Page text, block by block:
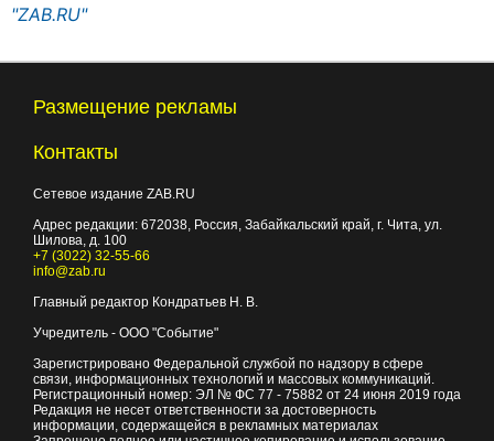
"ZAB.RU"
Размещение рекламы
Контакты
Сетевое издание ZAB.RU
Адрес редакции: 672038 , Россия, Забайкальский край, г. Чита ул.
Шилова, д. 100
+7 (3022) 32-55-66
info@zab.ru
Главный редактор Кондратьев Н. В.
Учредитель - ООО "Событие"
Зарегистрировано Федеральной службой по надзору в сфере
связи, информационных технологий и массовых коммуникаций.
Регистрационный номер: ЭЛ № ФС 77 - 75882 от 24 июня 2019 года
Редакция не несет ответственности за достоверность
информации, содержащейся в рекламных материалах